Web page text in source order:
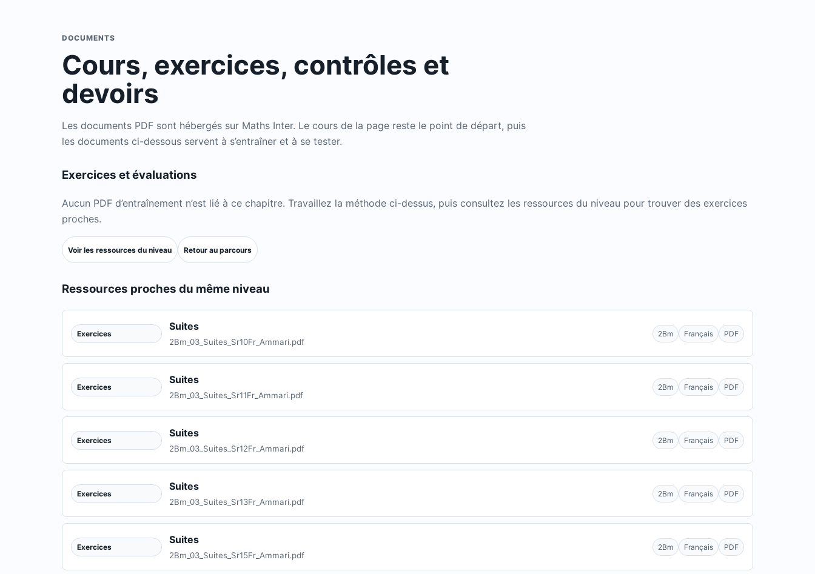
DOCUMENTS
Cours, exercices, contrôles et
devoirs
Les documents PDF sont hébergés sur Maths Inter. Le cours de la page reste le point de départ, puis
les documents ci-dessous servent à s’entraîner et à se tester.
Exercices et évaluations
Aucun PDF d’entraînement n’est lié à ce chapitre. Travaillez la méthode ci-dessus, puis consultez les ressources du niveau pour trouver des exercices
proches.
Voir les ressources du niveau Retour au parcours
Ressources proches du même niveau
Exercices
Suites
2Bm_03_Suites_Sr10Fr_Ammari.pdf
2Bm Français PDF
Exercices
Suites
2Bm_03_Suites_Sr11Fr_Ammari.pdf
2Bm Français PDF
Exercices
Suites
2Bm_03_Suites_Sr12Fr_Ammari.pdf
2Bm Français PDF
Exercices
Suites
2Bm_03_Suites_Sr13Fr_Ammari.pdf
2Bm Français PDF
Exercices
Suites
2Bm_03_Suites_Sr15Fr_Ammari.pdf
2Bm Français PDF